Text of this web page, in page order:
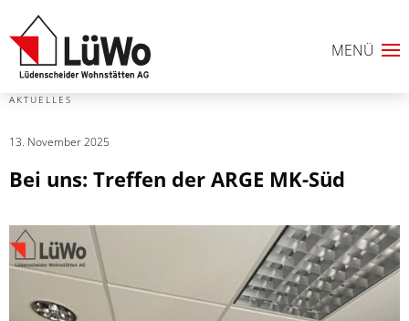
AKTUELLES
13. November 2025
Bei uns: Treffen der ARGE MK-Süd